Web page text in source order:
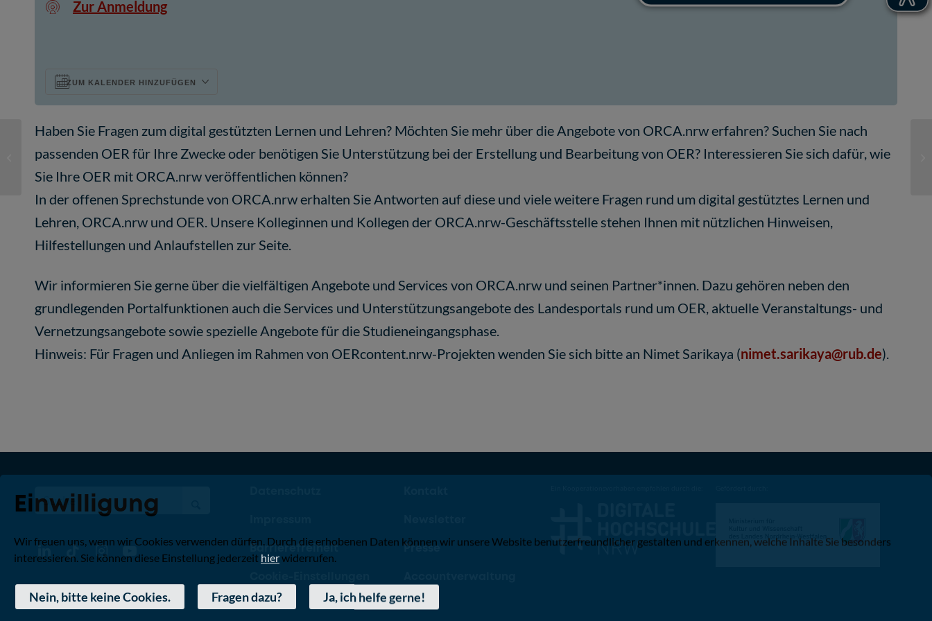
Zur Anmeldung
ZUM KALENDER HINZUFÜGEN
Haben Sie Fragen zum digital gestützten Lernen und Lehren? Möchten Sie mehr über die Angebote von ORCA.nrw erfahren? Suchen Sie nach
passenden OER für Ihre Zwecke oder benötigen Sie Unterstützung bei der Erstellung und Bearbeitung von OER? Interessieren Sie sich dafür, wie
Sie Ihre OER mit ORCA.nrw veröffentlichen können?
In der offenen Sprechstunde von ORCA.nrw erhalten Sie Antworten auf diese und viele weitere Fragen rund um digital gestütztes Lernen und
Lehren, ORCA.nrw und OER. Unsere Kolleginnen und Kollegen der ORCA.nrw-Geschäftsstelle stehen Ihnen mit nützlichen Hinweisen,
Hilfestellungen und Anlaufstellen zur Seite.
Wir informieren Sie gerne über die vielfältigen Angebote und Services von ORCA.nrw und seinen Partner*innen. Dazu gehören neben den
grundlegenden Portalfunktionen auch die Services und Unterstützungsangebote des Landesportals rund um OER, aktuelle Veranstaltungs- und
Vernetzungsangebote sowie spezielle Angebote für die Studieneingangsphase.
Hinweis: Für Fragen und Anliegen im Rahmen von OERcontent.nrw-Projekten wenden Sie sich bitte an Nimet Sarikaya (nimet.sarikaya@rub.de).
Barrierefreiheit
Presse
Offene Sprechstunde von ORCA.nrw
im März
Einwilligung
Wir freuen uns, wenn wir Cookies verwenden dürfen. Durch die erhobenen Daten können wir unsere Website benutzerfreundlicher gestalten und erkennen, welche Inhalte Sie besonders
interessieren. Sie können diese Einstellung jederzeit hierwiderrufen.
Nein, bitte keine Cookies. Fragen dazu? Ja, ich helfe gerne!